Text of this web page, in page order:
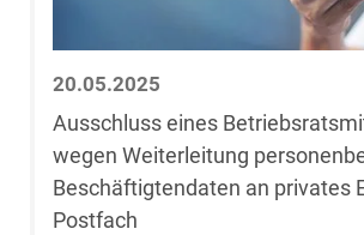
Licencié en droit
Robert Clev,
LL.M. (University
of Glasgow)
20.05.2025
Ausschluss eines
wegen Weiterleitung
Beschäftigtendaten an privates
Postfach